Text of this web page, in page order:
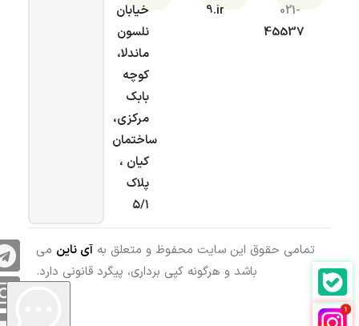
021-
45537
9.ir
خیابان
نلسون
ماندلا،
کوچه
بابک
مرکزی،
ساختمان
کیان ،
پلاک
۵/۱
تمامی حقوق این سایت محفوظ و متعلق به آی ناین می
باشد و هرگونه کپی برداری، پیگرد قانونی دارد.